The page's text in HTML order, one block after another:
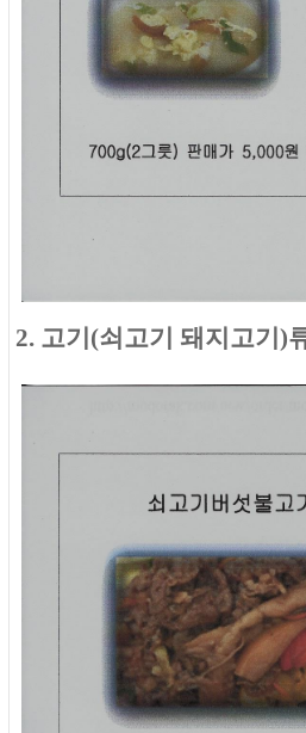
2. 고기(쇠고기 돼지고기)